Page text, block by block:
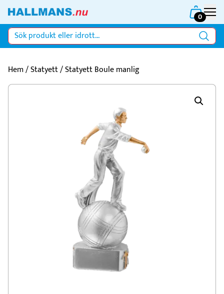
0
Hem/Statyett/ Statyett Boule manlig